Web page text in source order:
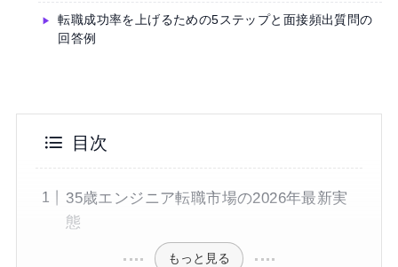
転職成功率を上げるための5ステップと面接頻出質問の
回答例
目次
35歳エンジニア転職市場の2026年最新実
態
もっと見る